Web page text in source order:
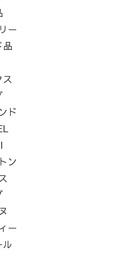
ー
品
ス
ド
ン
ー
ル